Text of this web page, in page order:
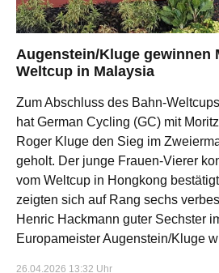
Augenstein/Kluge gewinnen
Weltcup in Malaysia
Zum Abschluss des Bahn-
hat German Cycling (GC) mit
Roger Kluge den Sieg im
geholt. Der junge Frauen-Vierer
vom Weltcup in Hongkong
zeigten sich auf Rang sechs
Henric Hackmann guter Sechster
Europameister Augenstein/Kluge
26.04.2026 13:32 Uhr